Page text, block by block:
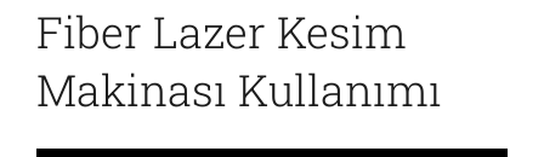
Fiber Lazer Kesim
Makinası Kullanımı